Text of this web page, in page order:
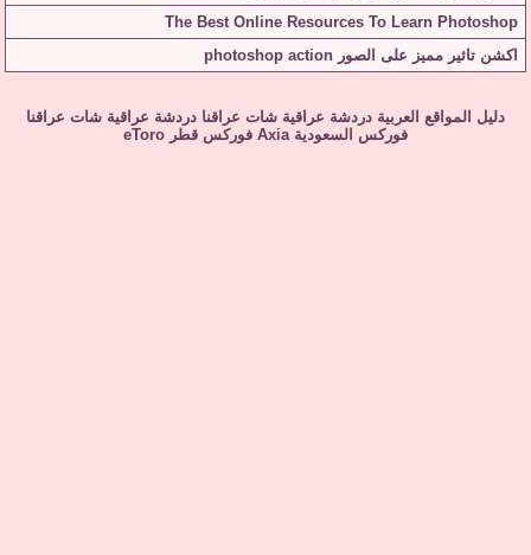
The Best Online Resources To Learn Photoshop
اكشن تاثير مميز على الصور photoshop action
دليل المواقع العربية دردشة عراقية شات عراقنا دردشة عراقية شات عراقنا
فوركس السعودية Axia فوركس قطر eToro